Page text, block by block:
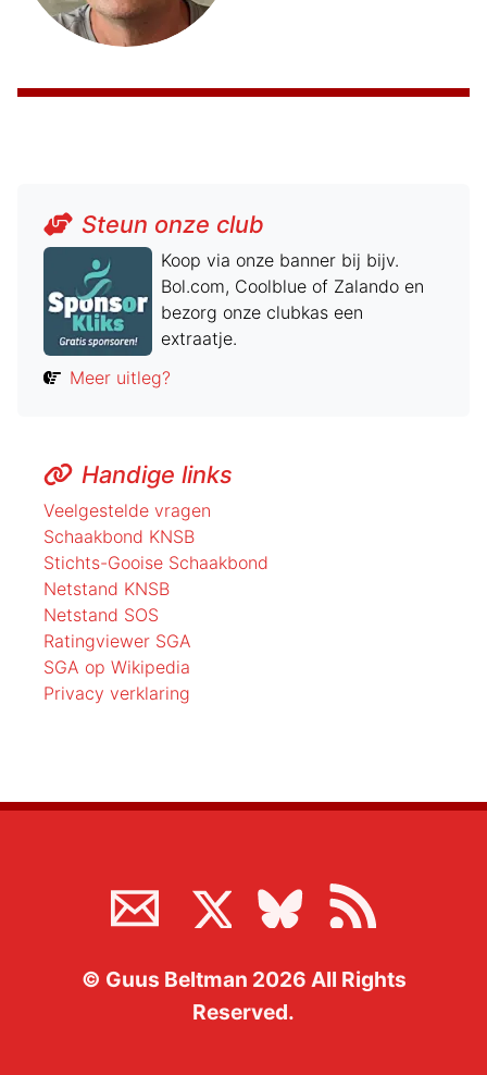
Steun onze club
Koop via onze banner bij bijv.
Bol.com, Coolblue of Zalando en
bezorg onze clubkas een
extraatje.
Meer uitleg?
Handige links
Veelgestelde vragen
Schaakbond KNSB
Stichts-Gooise Schaakbond
Netstand KNSB
Netstand SOS
Ratingviewer SGA
SGA op Wikipedia
Privacy verklaring
© Guus Beltman 2026 All Rights
Reserved.